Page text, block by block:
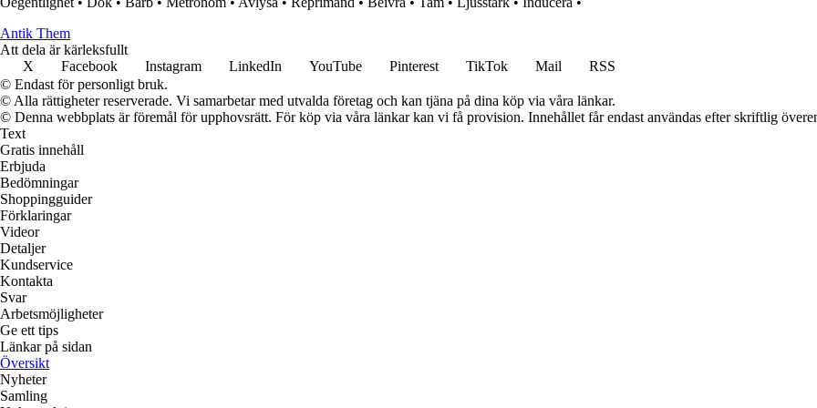
Antik Them
Att dela är kärleksfullt
X
Facebook Instagram LinkedIn YouTube Pinterest TikTok Mail
RSS
© Endast för personligt bruk.
© Alla rättigheter reserverade. Vi samarbetar med utvalda företag och kan tjäna på dina köp via våra länkar.
© Denna webbplats är föremål för upphovsrätt. För köp via våra länkar kan vi få provision. Innehållet får endast användas efter skriftlig
Text
Gratis innehåll
Erbjuda
Bedömningar
Shoppingguider
Förklaringar
Videor
Detaljer
Kundservice
Kontakta
Svar
Arbetsmöjligheter
Ge ett tips
Länkar på sidan
Översikt
Nyheter
Samling